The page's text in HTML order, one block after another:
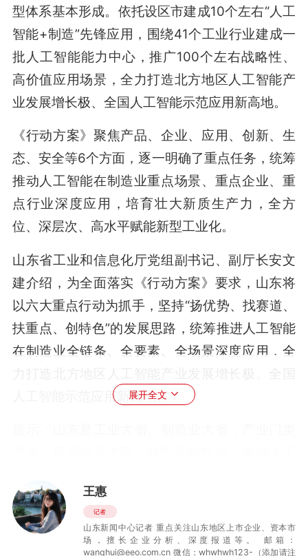
型体系基本形成。依托设区市建成10个左右“人工
智能+制造”先锋应用，围绕41个工业行业建成一
批人工智能能力中心，推广100个左右战略性、
高价值应用场景，全力打造北方地区人工智能产
业发展增长极、全国人工智能示范应用新高地。
《行动方案》聚焦产品、企业、应用、创新、生
态、安全等6个方面，逐一明确了重点任务，统筹
推动人工智能在制造业重点场景、重点企业、重
点行业深度应用，培育壮大新质生产力，全方
位、深层次、高水平赋能新型工业化。
山东省工业和信息化厅党组副书记、副厅长安文
建介绍，为全面落实《行动方案》要求，山东将
以六大重点行动为抓手，坚持“扬优势、找赛道、
扶重点、创特色”的发展思路，统筹推进人工智能
在制造业全链条、全要素、全场景深度应用，全
人工智能示范应用新高地。
造”向“山东智造”跨越的关键抓手。2025年，山东
人工智能核心产业营收实现1289.3亿元，约占全
国总量的十分之一，同比增长39.2%；全省从事
展开全文
王惠
记者
山东新闻中心记者 重点关注山东地区上市企业、资本市
场，擅长企业分析、深度报道等。 邮箱：
wanghui@eeo.com.cn 微信：whwhwh123-（添加请注